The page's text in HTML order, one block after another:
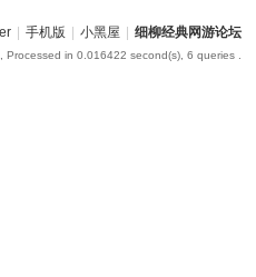
| 手机版 | 小黑屋 | 细柳经典网游论坛
, Processed in 0.016422 second(s), 6 queries .